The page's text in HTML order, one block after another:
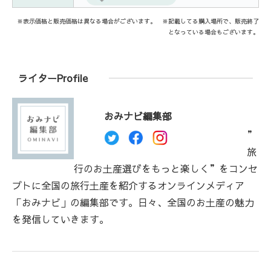
※表示価格と販売価格は異なる場合がございます。 ※記載してる購入場所で、販売終了
となっている場合もございます。
ライターProfile
おみナビ編集部
”
旅
行のお土産選びをもっと楽しく”をコンセ
プトに全国の旅行土産を紹介するオンラインメディア
「おみナビ」の編集部です。日々、全国のお土産の魅力
を発信していきます。